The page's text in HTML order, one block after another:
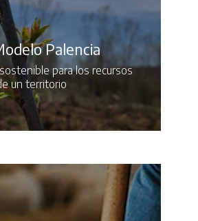
Palencia
para los recursos
un territorio